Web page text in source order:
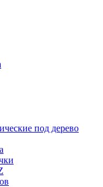
под дерево